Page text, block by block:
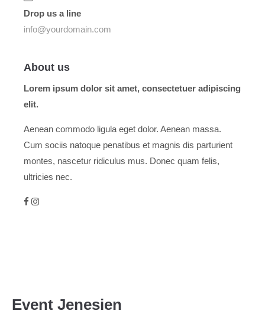
Drop us a line
info@yourdomain.com
About us
Lorem ipsum dolor sit amet, consectetuer adipiscing
elit.
Aenean commodo ligula eget dolor. Aenean massa.
Cum sociis natoque penatibus et magnis dis parturient
montes, nascetur ridiculus mus. Donec quam felis,
ultricies nec.
Event Jenesien